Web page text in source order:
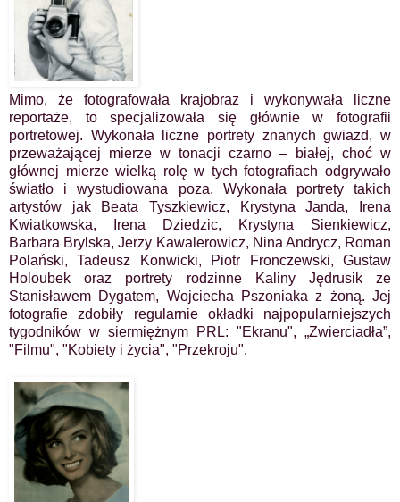
Mimo, że fotografowała krajobraz i wykonywała liczne
reportaże, to specjalizowała się głównie w fotografii
portretowej. Wykonała liczne portrety znanych gwiazd, w
przeważającej mierze w tonacji czarno – białej, choć w
głównej mierze wielką rolę w tych fotografiach odgrywało
światło i wystudiowana poza. Wykonała portrety takich
artystów jak Beata Tyszkiewicz, Krystyna Janda, Irena
Kwiatkowska, Irena Dziedzic, Krystyna Sienkiewicz,
Barbara Brylska, Jerzy Kawalerowicz, Nina Andrycz, Roman
Polański, Tadeusz Konwicki, Piotr Fronczewski, Gustaw
Holoubek oraz portrety rodzinne Kaliny Jędrusik ze
Stanisławem Dygatem, Wojciecha Pszoniaka z żoną. Jej
fotografie zdobiły regularnie okładki najpopularniejszych
tygodników w siermiężnym PRL: "Ekranu", „Zwierciadła”,
"Filmu", "Kobiety i życia", "Przekroju".